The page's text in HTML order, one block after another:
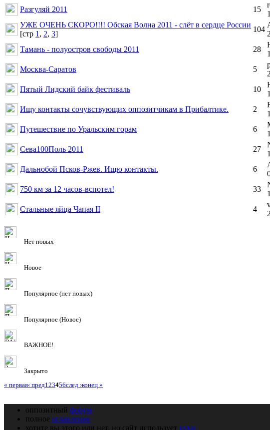
Разгуляй 2011
15
УЖЕ ОЧЕНЬ СКОРО!!!! Обская Волна 2011 - слёт в сердце России
[cтр 1, 2, 3]
104
Тамань - полуостров свободы 2011
28
Москва-Саратов
5
Пятый Лидский байк фестиваль
10
Ищу контакты сочувствующих оппозитчикам в Прибалтике.
2
Путешествие по Уральским горам
6
Сева100Поль 2011
27
Дальнобой Псков-Ржев. Ищю контакты.
6
750 км за 12 часов-вспотел!
33
Стальные яйца Чапая II
4
Нет новых
Новое
Популярное (нет новых)
Популярное (Новое)
ВАЖНОЕ!
Закрыто
« первая‹ пред123456след ›конец »
оппозитный форум
полное оглавление
хотите вы этого или нет, но сайт использует куки